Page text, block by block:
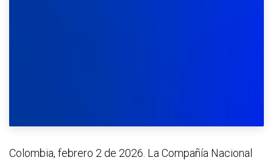
Colombia, febrero 2 de 2026. La Compañía Nacional